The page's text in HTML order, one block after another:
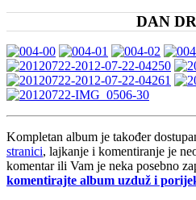
DAN
Kompletan album je također
stranici, lajkanje i komentiranje je
komentar ili Vam je neka posebno
komentirajte album uzduž i